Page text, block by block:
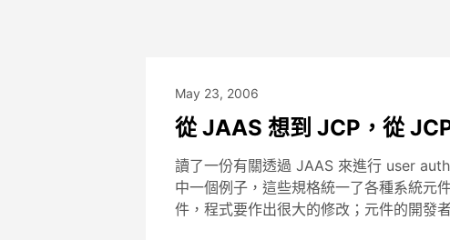
May 23, 2006
從 JAAS 想到 JCP，從
讀了一份有關透過 JAAS 來進行 user
中一個例子，這些規格統一了各種系統元
件，程式要作出很大的修改；元件的開發